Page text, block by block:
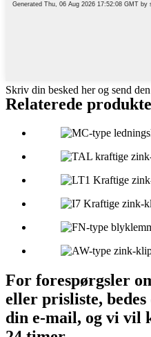
Skriv din besked her og send
Relaterede
For forespørgsler
eller prisliste, bedes
din e-mail, og vi vil